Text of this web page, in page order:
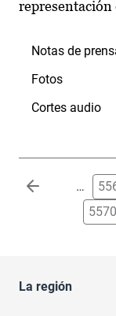
representación
Notas de
Fotos
Cortes audio
Paginación …
5570
La región